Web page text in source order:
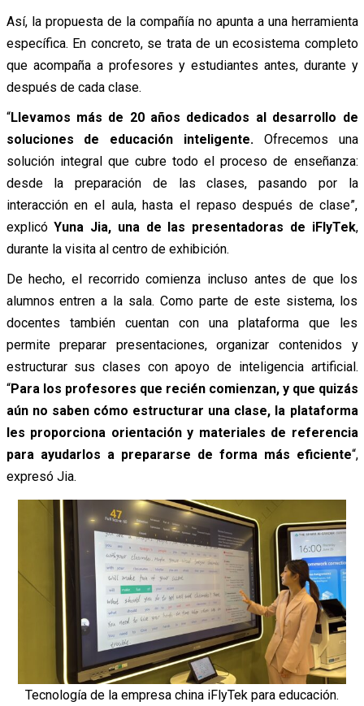
Así, la propuesta de la compañía no apunta a una herramienta
específica. En concreto, se trata de un ecosistema completo
que acompaña a profesores y estudiantes antes, durante y
después de cada clase.
“Llevamos más de 20 años dedicados al desarrollo de
soluciones de educación inteligente. Ofrecemos una
solución integral que cubre todo el proceso de enseñanza:
desde la preparación de las clases, pasando por la
interacción en el aula, hasta el repaso después de clase”,
explicóYuna Jia, una de las presentadoras de iFlyTek,
durante la visita al centro de exhibición.
De hecho, el recorrido comienza incluso antes de que los
alumnos entren a la sala. Como parte de este sistema, los
docentes también cuentan con una plataforma que les
permite preparar presentaciones, organizar contenidos y
estructurar sus clases con apoyo de inteligencia artificial.
“Para los profesores que recién comienzan, y que quizás
aún no saben cómo estructurar una clase, la plataforma
les proporciona orientación y materiales de referencia
para ayudarlos a prepararse de forma más eficiente“,
expresó Jia.
Tecnología de la empresa china iFlyTek para educación.